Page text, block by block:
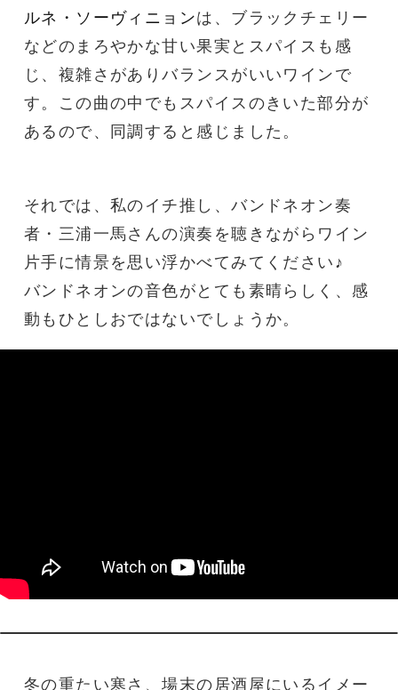
ルネ・ソーヴィニョンは、ブラックチェリー
などのまろやかな甘い果実とスパイスも感
じ、複雑さがありバランスがいいワインで
す。この曲の中でもスパイスのきいた部分が
あるので、同調すると感じました。
それでは、私のイチ推し、バンドネオン奏
者・三浦一馬さんの演奏を聴きながらワイン
片手に情景を思い浮かべてみてください♪
バンドネオンの音色がとても素晴らしく、感
動もひとしおではないでしょうか。
冬の重たい寒さ、場末の居酒屋にいるイメー